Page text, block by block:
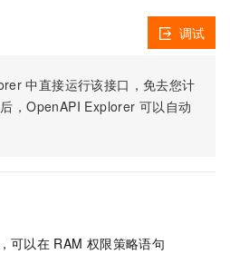
中直接运行该接口，免去您计
，OpenAPI Explorer 可以自动
调试
可以在 RAM 权限策略语句